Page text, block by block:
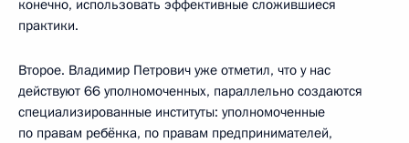
конечно, использовать эффективные сложившиеся
практики.
Второе. Владимир Петрович уже отметил, что у нас
действуют 66 уполномоченных, параллельно создаются
специализированные институты: уполномоченные
по правам ребёнка, по правам предпринимателей,